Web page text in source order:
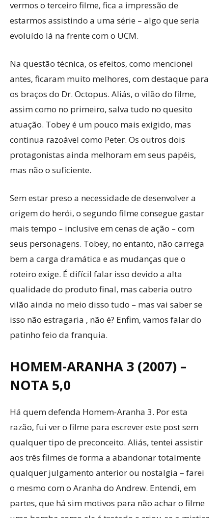
vermos o terceiro filme, fica a impressão de
estarmos assistindo a uma série – algo que seria
evoluído lá na frente com o UCM.
Na questão técnica, os efeitos, como mencionei
antes, ficaram muito melhores, com destaque para
os braços do Dr. Octopus. Aliás, o vilão do filme,
assim como no primeiro, salva tudo no quesito
atuação. Tobey é um pouco mais exigido, mas
continua razoável como Peter. Os outros dois
protagonistas ainda melhoram em seus papéis,
mas não o suficiente.
Sem estar preso a necessidade de desenvolver a
origem do herói, o segundo filme consegue gastar
mais tempo – inclusive em cenas de ação – com
seus personagens. Tobey, no entanto, não carrega
bem a carga dramática e as mudanças que o
roteiro exige. É difícil falar isso devido a alta
qualidade do produto final, mas caberia outro
vilão ainda no meio disso tudo – mas vai saber se
isso não estragaria , não é? Enfim, vamos falar do
patinho feio da franquia.
HOMEM-ARANHA 3 (2007) –
NOTA 5,0
Há quem defenda Homem-Aranha 3. Por esta
razão, fui ver o filme para escrever este post sem
qualquer tipo de preconceito. Aliás, tentei assistir
aos três filmes de forma a abandonar totalmente
qualquer julgamento anterior ou nostalgia – farei
o mesmo com o Aranha do Andrew. Entendi, em
partes, que há sim motivos para não achar o filme